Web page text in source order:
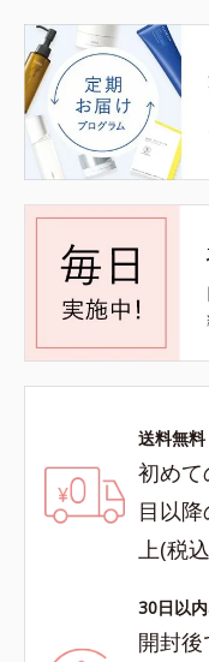
送料無料
初め
目以
上(税
30日以
開封